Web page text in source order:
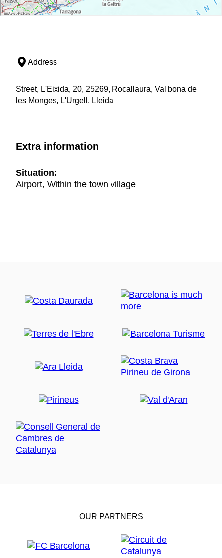
Address
Street, L'Eixida, 20, 25269, Rocallaura, Vallbona de
les Monges, L'Urgell, Lleida
Extra information
Situation:
Airport, Within the town village
OUR PARTNERS